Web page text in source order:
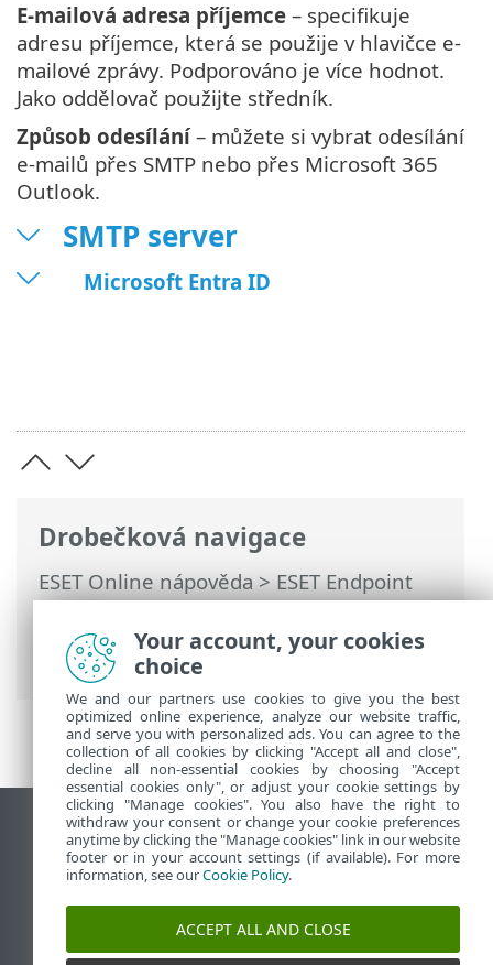
Drobečková navigace
ESET Online nápověda>ESET Endpoint
Security>Rozšířená nastavení>
Oznámení>Oznámení na pracovní ploše
> Přeposílání
E-mailová adresa příjemce – specifikuje
adresu příjemce, která se použije v hlavičce e-
mailové zprávy. Podporováno je více hodnot.
Jako oddělovač použijte středník.
Způsob odesílání– můžete si vybrat odesílání
e-mailů přes SMTP nebo přes Microsoft 365
Outlook.
SMTP server
Microsoft Entra ID
Zobrazit verzi pro počítač
End of Life
ESET Databáze znalostí
ESET Forum
ESET Status Portal
Your account, your cookies
choice
We and our partners use cookies to give you the best
optimized online experience, analyze our website traffic,
and serve you with personalized ads. You can agree to the
collection of all cookies by clicking "Accept all and close",
decline all non-essential cookies by choosing "Accept
essential cookies only", or adjust your cookie settings by
clicking "Manage cookies". You also have the right to
withdraw your consent or change your cookie preferences
anytime by clicking the "Manage cookies" link in our website
footer or in your account settings (if available). For more
information, see ourCookie Policy.
ACCEPT ALL AND CLOSE